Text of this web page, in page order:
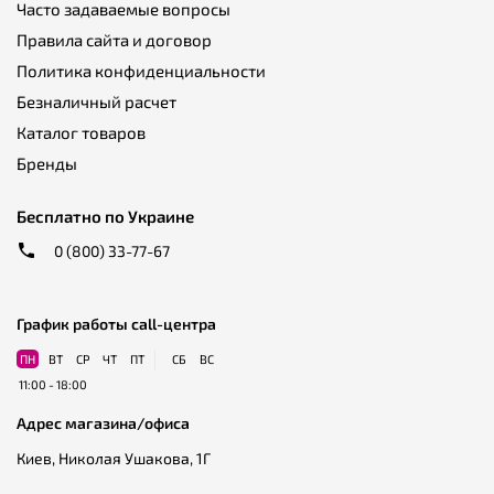
Категории товаров, которые выбирают
пользователи
Велосипеды BMX,Горные велосипеды
велосипеды,Мужские велосипеды
стальной рамой,
Велосипеды с гидравлическими дисковыми тормозами
Велосипеды с ободными тормозами
Бесплатно по Украине
0 (800) 33-77-67
Часто задаваемые вопросы
Правила сайта и договор
Политика конфиденциальности
Безналичный расчет
Каталог товаров
Бренды
График работы call-центра
ПН ВТ СР ЧТ ПТ СБ
ВС
11:00 - 18:00
Адрес магазина/офиса
Киев, Николая Ушакова, 1Г